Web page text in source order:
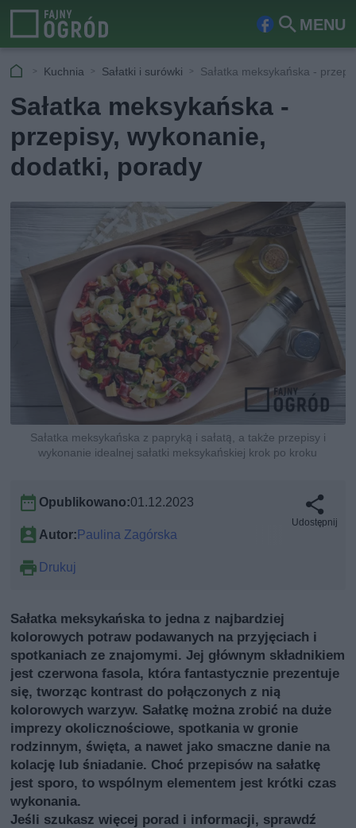
MENU
Fa
ook
Szu
kaj
Kuchnia Sałatki i surówki Sałatka meksykańska -
Sałatka meksykańska -
przepisy, wykonanie,
dodatki, porady
Sałatka meksykańska z papryką i sałatą, a także przepisy i
wykonanie idealnej sałatki meksykańskiej krok po kroku
Opublikowano:01.12.2023
Autor:Paulina Zagórska
Drukuj
Udostępnij
Sałatka meksykańska to jedna z najbardziej
kolorowych potraw podawanych na przyjęciach i
spotkaniach ze znajomymi. Jej głównym składnikiem
jest czerwona fasola, która fantastycznie prezentuje
się, tworząc kontrast do połączonych z nią
kolorowych warzyw. Sałatkę można zrobić na duże
imprezy okolicznościowe, spotkania w gronie
rodzinnym, święta, a nawet jako smaczne danie na
kolację lub śniadanie. Choć przepisów na sałatkę
jest sporo, to wspólnym elementem jest krótki czas
wykonania.
Jeśli szukasz więcej porad i informacji, sprawdź